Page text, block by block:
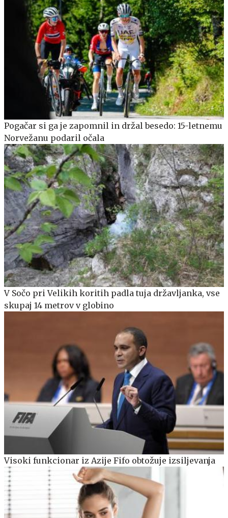
Pogačar si ga je zapomnil in držal besedo: 15-letnemu
Norvežanu podaril očala
V Sočo pri Velikih koritih padla tuja državljanka, vse
skupaj 14 metrov v globino
Visoki funkcionar iz Azije Fifo obtožuje izsiljevanja